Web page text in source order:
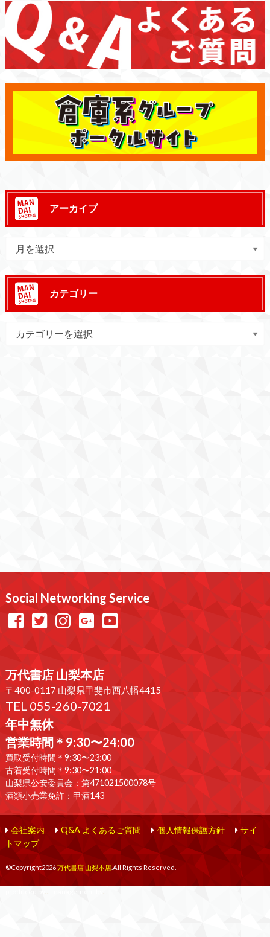
アーカイブ
カテゴリー
Social Networking Service
万代書店 山梨本店
〒400-0117 山梨県甲斐市西八幡4415
TEL 055-260-7021
年中無休
営業時間＊9:30〜24:00
買取受付時間＊9:30〜23:00
古着受付時間＊9:30〜21:00
山梨県公安委員会：第471021500078号
酒類小売業免許：甲酒143
会社案内 Q&A よくあるご質問 個人情報保護方針
サイ
トマップ
©Copyright2026万代書店 山梨本店.All Rights Reserved.